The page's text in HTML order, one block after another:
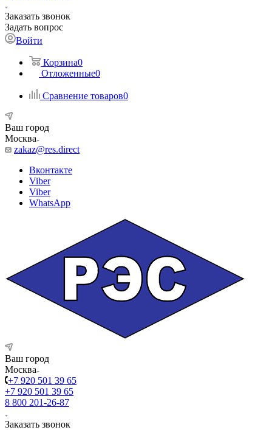
Заказать звонок
Задать вопрос
Войти
Корзина0
Отложенные0
Сравнение товаров0
Ваш город
Москва
zakaz@res.direct
Вконтакте
Viber
Viber
WhatsApp
Ваш город
Москва
+7 920 501 39 65
+7 920 501 39 65
8 800 201-26-87
Заказать звонок